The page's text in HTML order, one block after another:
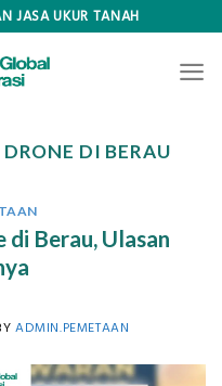
JASA UKUR TANAH
DI BERAU
di Berau, Ulasan
ADMIN.PEMETAAN